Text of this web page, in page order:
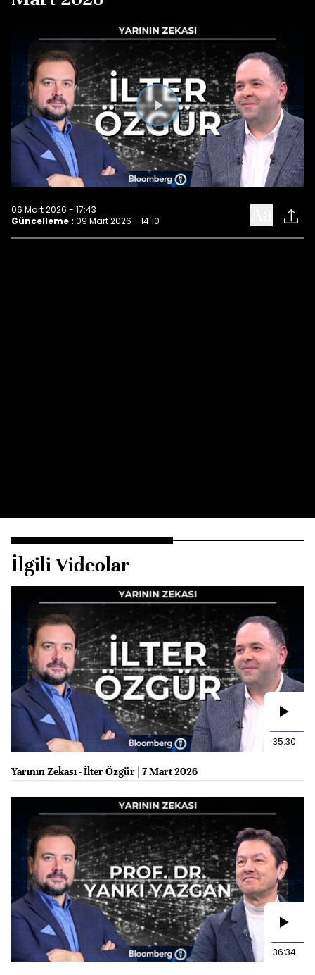
Videoyu
Oynat
06 Mart 2026 - 17:43
Güncelleme : 09 Mart 2026 - 14:10
İlgili Videolar
35:30
Yarının Zekası - İlter Özgür | 7 Mart 2026
36:34